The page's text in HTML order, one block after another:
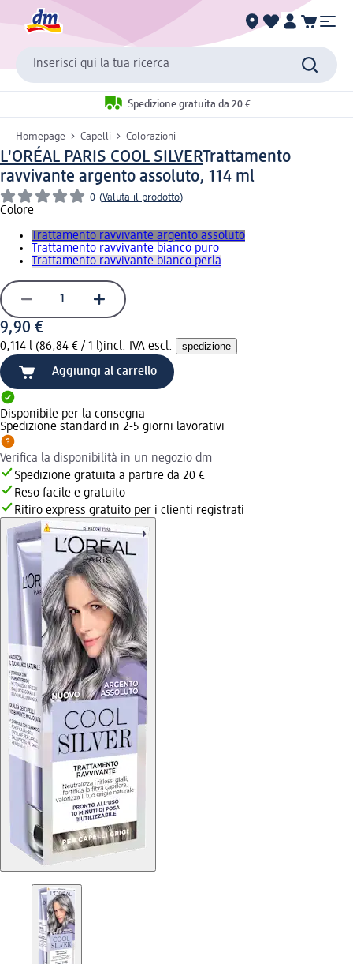
Inserisci qui la tua ricerca
Spedizione gratuita da 20 €
Homepage Capelli Colorazioni
L'ORÉAL PARIS COOL SILVERTrattamento
ravvivante argento assoluto, 114 ml
0 (Valuta il prodotto)
Colore
Trattamento ravvivante argento assoluto
Trattamento ravvivante bianco puro
Trattamento ravvivante bianco perla
9,90 €
0,114 l (86,84 € / 1 l)incl. IVA escl. spedizione
Aggiungi al carrello
Disponibile per la consegna
Spedizione standard in 2-5 giorni lavorativi
Verifica la disponibilità in un negozio dm
Spedizione gratuita a partire da 20 €
Reso facile e gratuito
Ritiro express gratuito per i clienti registrati